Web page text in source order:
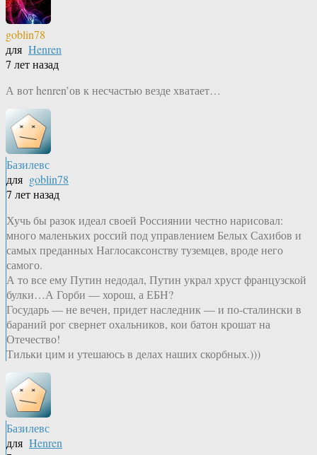
goblin78
для Henren
7 лет назад
А вот henren’ов к несчастью везде хватает…
Базилевс
для goblin78
7 лет назад
Хучь бы разок идеал своей Россиянии честно нарисовал:
много маленьких россий под управлением Белых Сахибов и
самых преданных Наглосаксонству туземцев, вроде него
самого.
А то все ему Путин недодал, Путин украл хруст французской
булки…А Горби — хорош, а ЕБН?
Государь — не вечен, придет наследник — и по-сталински в
бараний рог свернет охальников, кои батон крошат на
Отечество!
Тильки цим и утешаюсь в делах наших скорбных.)))
Базилевс
для Henren